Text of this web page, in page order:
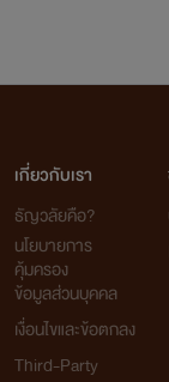
เกี่ยวกับเรา
ธัญวลัยคือ?
นโยบายการ
คุ้มครอง
ข้อมูลส่วนบุคคล
เงื่อนไขและข้อตกลง
Third-Party